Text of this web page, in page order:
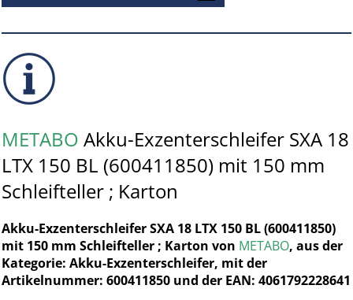
METABOAkku-Exzenterschleifer SXA 18
LTX 150 BL (600411850) mit 150 mm
Schleifteller ; Karton
Akku-Exzenterschleifer SXA 18 LTX 150 BL (600411850)
mit 150 mm Schleifteller ; Karton von METABO, aus der
Kategorie: Akku-Exzenterschleifer, mit der
Artikelnummer: 600411850 und der EAN: 4061792228641